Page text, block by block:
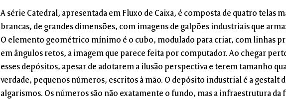
A série Catedral, apresentada em Fluxo de Caixa, é composta de quatro telas
brancas, de grandes dimensões, com imagens de galpões industriais que
O elemento geométrico mínimo é o cubo, modulado para criar, com linhas
em ângulos retos, a imagem que parece feita por computador. Ao chegar
esses depósitos, apesar de adotarem a ilusão perspectiva e terem tamanho
verdade, pequenos números, escritos à mão. O depósito industrial é a gestalt
algarismos. Os números são não exatamente o fundo, mas a infraestrutura da